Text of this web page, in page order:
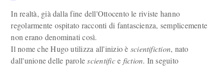
In realtà, già dalla fine dell'Ottocento le riviste hanno
regolarmente ospitato racconti di fantascienza, semplicemente
non erano denominati così.
Il nome che Hugo utilizza all'inizio è scientifiction, nato
dall'unione delle parolescientifice fiction. In seguito